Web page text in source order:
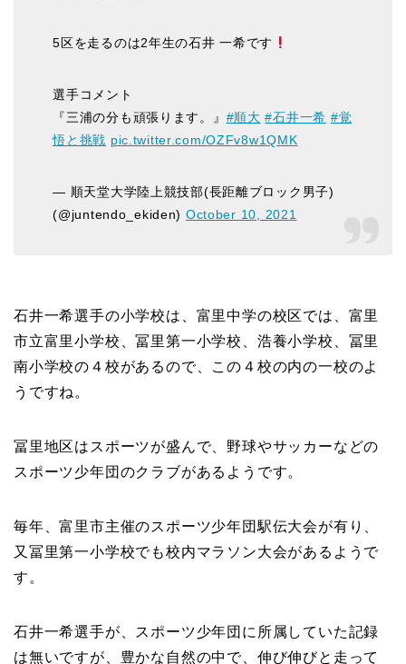
5区を走るのは2年生の石井 一希です
選手コメント
『三浦の分も頑張ります。』 #順大 #石井一希 #覚
悟と挑戦 pic.twitter.com/OZFv8w1QMK
— 順天堂大学陸上競技部(長距離ブロック男子)
(@juntendo_ekiden) October 10, 2021
石井一希選手の小学校は、富里中学の校区では、富里
市立富里小学校、冨里第一小学校、浩養小学校、冨里
南小学校の４校があるので、この４校の内の一校のよ
うですね。
冨里地区はスポーツが盛んで、野球やサッカーなどの
スポーツ少年団のクラブがあるようです。
毎年、富里市主催のスポーツ少年団駅伝大会が有り、
又冨里第一小学校でも校内マラソン大会があるようで
す。
石井一希選手が、スポーツ少年団に所属していた記録
は無いですが、豊かな自然の中で、伸び伸びと走って